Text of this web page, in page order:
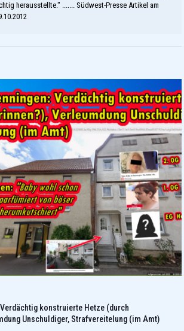
herausstellte." ....... Südwest-Presse Artikel am
konstruierte Hetze (durch
Unschuldiger, Strafvereitelung (im Amt)